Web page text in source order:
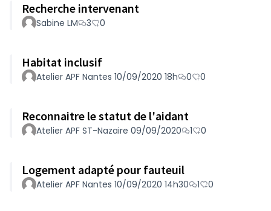
Recherche intervenant
Sabine LM 3 0
Habitat inclusif
Atelier APF Nantes 10/09/2020 18h 0 0
Reconnaitre le statut de l'aidant
Atelier APF ST-Nazaire 09/09/2020 1 0
Logement adapté pour fauteuil
Atelier APF Nantes 10/09/2020 14h30 1 0